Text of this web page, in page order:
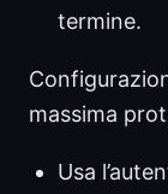
termine.
massima
Usa